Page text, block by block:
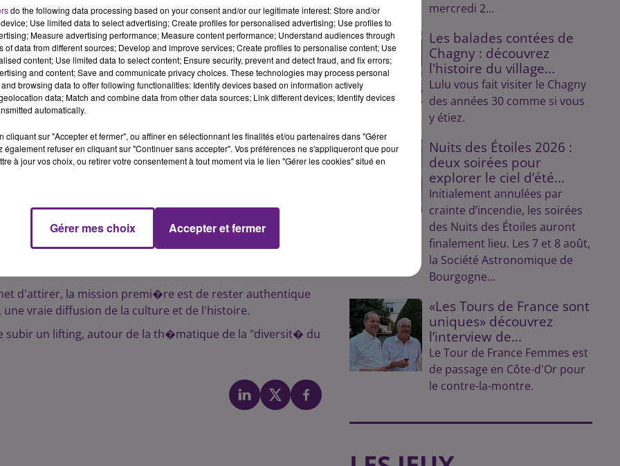
compl�te du Museum en 2012, il inaurgurait le 15
technologie de diffusion des images � 360�. Le
apr�s sa r�ouverture, il a d�j� accueuilli plus de 3000
projecteurs diffusent des images sur une demi sph�re
"En immersion totale" comme le vante la brochure.
humains ou cosmos, le voyage est interactif, ou tout du
notamment les dimanche apr�s-midi.
de reserver maintenant pr�s d'une semaine �
de spectateurs"
tirer profit de cette nouvelle activit�. "Nous sommes
un jardin botanique... et � proposer une palette
Ferri�re.
d'attirer, la mission premi�re est de rester authentique
vraie diffusion de la culture et de l'histoire.
subir un lifting, autour de la th�matique de la "diversit� du
mercredi 2...
Les balades contées de
Chagny : découvrez
l'histoire du village...
Lulu vous fait visiter le Chagny
des années 30 comme si vous
y étiez.
Nuits des Étoiles 2026 :
deux soirées pour
explorer le ciel d’été...
Initialement annulées par
crainte d’incendie, les soirées
des Nuits des Étoiles auront
finalement lieu. Les 7 et 8 août,
la Société Astronomique de
Bourgogne...
«Les Tours de France sont
uniques» découvrez
l’interview de...
Le Tour de France Femmes est
de passage en Côte-d'Or pour
le contre-la-montre.
do the following data processing based on your consent and/or our legitimate interest: Store and/or
Use limited data to select advertising; Create profiles for personalised advertising; Use profiles to
Measure advertising performance; Measure content performance; Understand audiences through
of data from different sources; Develop and improve services; Create profiles to personalise content; Use
content; Use limited data to select content; Ensure security, prevent and detect fraud, and fix errors;
and content; Save and communicate privacy choices. These technologies may process personal
browsing data to offer following functionalities: Identify devices based on information actively
data; Match and combine data from other data sources; Link different devices; Identify devices
automatically.
cliquant sur "Accepter et fermer", ou affiner en sélectionnant les finalités et/ou partenaires dans "Gérer
également refuser en cliquant sur "Continuer sans accepter". Vos préférences ne s'appliqueront que pour
à jour vos choix, ou retirer votre consentement à tout moment via le lien "Gérer les cookies" situé en
Gérer mes choix Accepter et fermer